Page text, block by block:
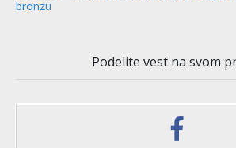
bronzu
Podelite vest na svom